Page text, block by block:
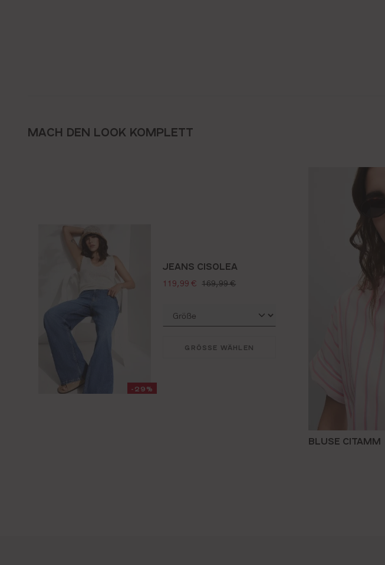
MACH DEN LOOK KOMPLETT
BLUSE CITAMM
-29%
JEANS CISOLEA
verkaufspreis:
119,99 € regulärer preis:
169,99 €
GRÖSSE WÄHLEN